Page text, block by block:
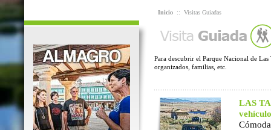
Inicio :: Visitas Guiadas
Para descubrir el Parque Nacional de
organizados, familias, etc.
LAS
vehículo